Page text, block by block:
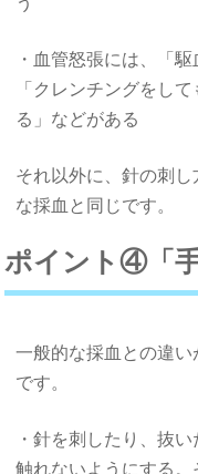
・血管怒張には、「
「クレンチングをし
る」などがある
それ以外に、針の刺
な採血と同じです。
ポイント④「
一般的な採血との違
です。
・針を刺したり、抜
触れないようにする